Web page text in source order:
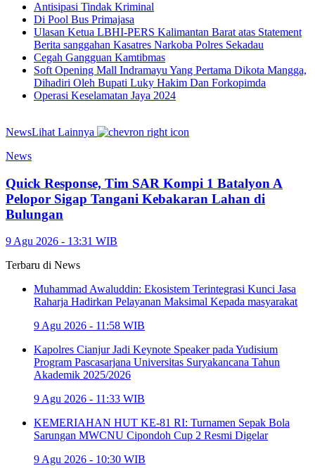
Antisipasi Tindak Kriminal
Di Pool Bus Primajasa
Ulasan Ketua LBHI-PERS Kalimantan Barat atas Statement
Berita sanggahan Kasatres Narkoba Polres Sekadau
Cegah Gangguan Kamtibmas
Soft Opening Mall Indramayu Yang Pertama Dikota Mangga,
Dihadiri Oleh Bupati Luky Hakim Dan Forkopimda
Operasi Keselamatan Jaya 2024
NewsLihat Lainnya
News
Quick Response, Tim SAR Kompi 1 Batalyon A
Pelopor Sigap Tangani Kebakaran Lahan di
Bulungan
9 Agu 2026 - 13:31 WIB
Terbaru di News
Muhammad Awaluddin: Ekosistem Terintegrasi Kunci Jasa
Raharja Hadirkan Pelayanan Maksimal Kepada masyarakat
9 Agu 2026 - 11:58 WIB
Kapolres Cianjur Jadi Keynote Speaker pada Yudisium
Program Pascasarjana Universitas Suryakancana Tahun
Akademik 2025/2026
9 Agu 2026 - 11:33 WIB
KEMERIAHAN HUT KE-81 RI: Turnamen Sepak Bola
Sarungan MWCNU Cipondoh Cup 2 Resmi Digelar
9 Agu 2026 - 10:30 WIB